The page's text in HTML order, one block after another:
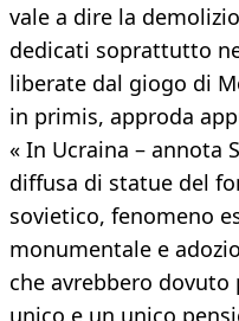
vale a dire la
dedicati soprattutto
liberate dal giogo di
in primis, approda
« In Ucraina – annota
diffusa di statue del
sovietico, fenomeno
monumentale e
che avrebbero
unico e un unico